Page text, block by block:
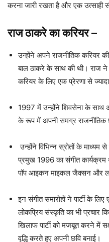
करना जारी रखता है और एक उत्साही
राज ठाकरे का करियर–
उन्होंने अपने राजनीतिक करियर
बाल ठाकरे के साथ की थी। राज
करियर के लिए एक प्रेरणा से ज्यादा
1997 में उन्होंने शिवसेना के साथ
के रूप में अपनी समग्र राजनीतिक
उन्होंने विभिन्न स्रोतों के
प्रमुख 1996 का संगीत कार्यक्रम
पॉप आइकन माइकल जैक्सन और
इन संगीत समारोहों ने पार्टी के
लोकप्रिय संस्कृति का भी प्रचार
खिलाफ पार्टी को मजबूत करने में
वृद्धि करते हुए अपनी छवि बनाई।